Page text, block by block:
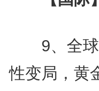
9、全球
性变局，黄